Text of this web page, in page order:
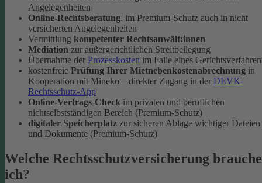
Angelegenheiten
Online-Rechtsberatung, im Premium-Schutz auch in nicht
versicherten Angelegenheiten
Vermittlung kompetenter Rechtsanwält:innen
Mediation zur außergerichtlichen Streitbeilegung
Übernahme der Prozesskosten im Falle eines
kostenfreie Prüfung Ihrer Mietnebenkostenabrechnung in
Kooperation mit Mineko – direkter Zugang in der DEVK-
Rechtsschutz-App
Online-Vertrags-Check im privaten und beruflichen
nichtselbstständigen Bereich (Premium-Schutz)
digitaler Speicherplatz zur sicheren Ablage wichtiger Dateien
und Dokumente (Premium-Schutz)
Welche Rechtsschutzversicherung brauche
ich?